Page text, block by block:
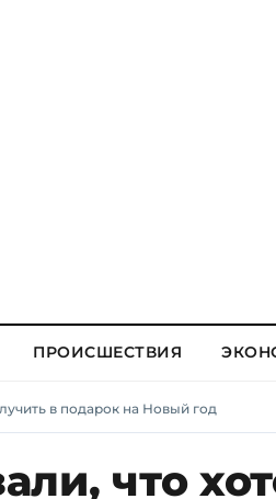
ПРОИСШЕСТВИЯ
в подарок на Новый год
что